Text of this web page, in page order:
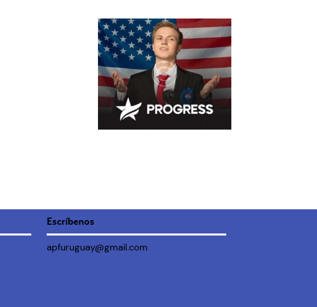
Escríbenos
apfuruguay@gmail.com